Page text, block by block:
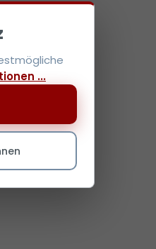
...